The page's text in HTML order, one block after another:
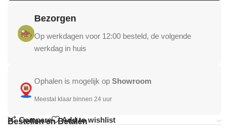
Bezorgen
Op werkdagen voor 12:00 besteld, de volgende
werkdag in huis
Ophalen is mogelijk op Showroom
Meestal klaar binnen 24 uur
Compare Add to wishlist
Bestellen en Betalen